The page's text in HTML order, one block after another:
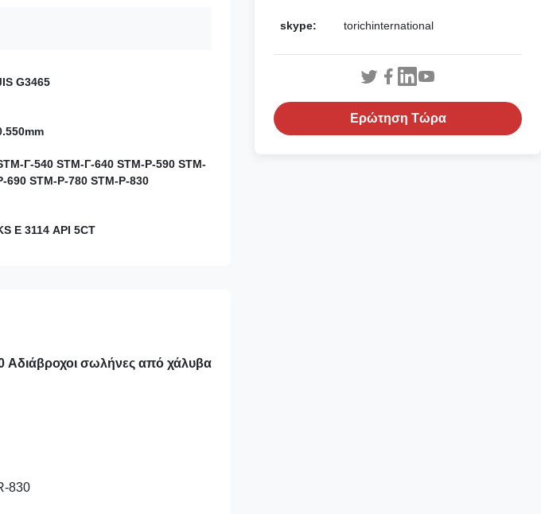
G3465
Γ-540 STM-Γ-640 STM-Ρ-590 STM-
690 STM-Ρ-780 STM-Ρ-830
Ε 3114 API 5CT
Αδιάβροχοι σωλήνες από χάλυβα
830
skype: torichinternational
Ερώτηση Τώρα